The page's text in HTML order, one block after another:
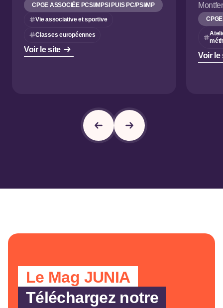
CPGE ASSOCIÉE PCSI/MPSI PUIS PC/PSI/MP
Vie associative et sportive
Classes européennes
Voir le site
Voir le
Le Mag JUNIA
Téléchargez notre